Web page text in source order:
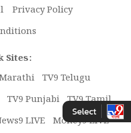
Privacy Policy
Sites:
TV9 Telugu
TV9 Punjabi TV9 Tamil
LIVE Money9 LIVE